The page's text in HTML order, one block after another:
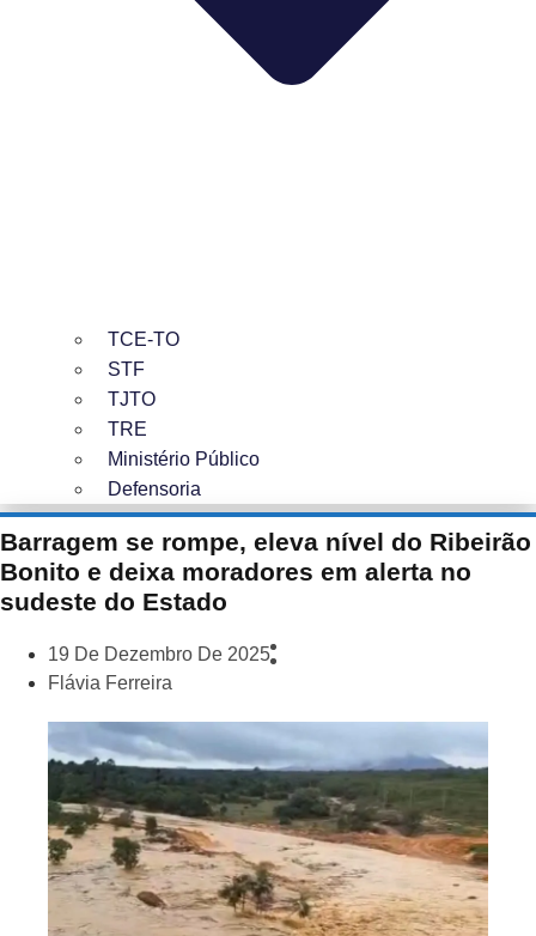
TCE-TO
STF
TJTO
TRE
Ministério Público
Defensoria
Barragem se rompe, eleva nível do Ribeirão
Bonito e deixa moradores em alerta no
sudeste do Estado
19 De Dezembro De 2025
Flávia Ferreira